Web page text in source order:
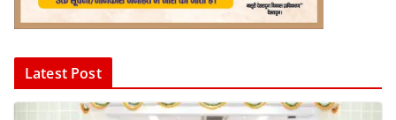
Latest Post